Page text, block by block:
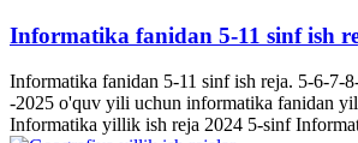
Informatika fanidan 5-11 sinf ish
Informatika fanidan 5-11 sinf ish reja. 5-6-7-
-2025 o'quv yili uchun informatika fanidan
Informatika yillik ish reja 2024 5-sinf